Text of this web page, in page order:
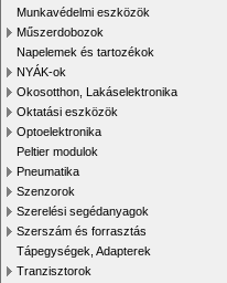
Munkavédelmi eszközök
Műszerdobozok
Napelemek és tartozékok
NYÁK-ok
Okosotthon, Lakáselektronika
Oktatási eszközök
Optoelektronika
Peltier modulok
Pneumatika
Szenzorok
Szerelési segédanyagok
Szerszám és forrasztás
Tápegységek, Adapterek
Tranzisztorok